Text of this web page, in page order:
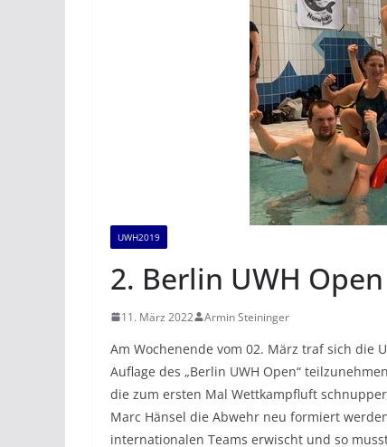
UWH2019
2. Berlin UWH Open
11. März 2022 Armin Steininger
Am Wochenende vom 02. März traf sich die
Auflage des „Berlin UWH Open“
die zum ersten Mal Wettkampfluft
Marc Hänsel die Abwehr neu formiert
internationalen Teams erwischt und so